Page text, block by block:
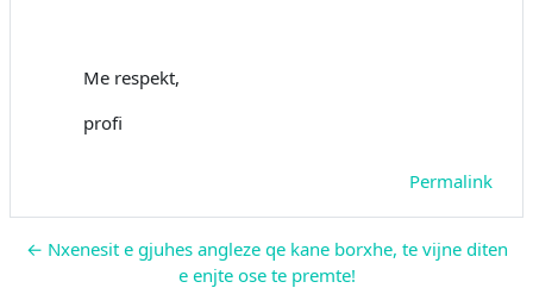
Me respekt,
profi
Permalink
← Nxenesit e gjuhes angleze qe kane borxhe, te vijne diten
e enjte ose te premte!